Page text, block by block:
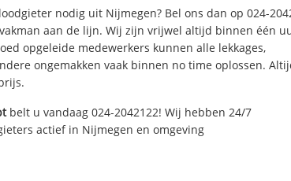
nodig uit Nijmegen? Bel ons dan op 024-
aan de lijn. Wij zijn vrijwel altijd binnen één
opgeleide medewerkers kunnen alle lekkages,
ongemakken vaak binnen no time oplossen.
belt u vandaag 024-2042122! Wij hebben 24/7
actief in Nijmegen en omgeving